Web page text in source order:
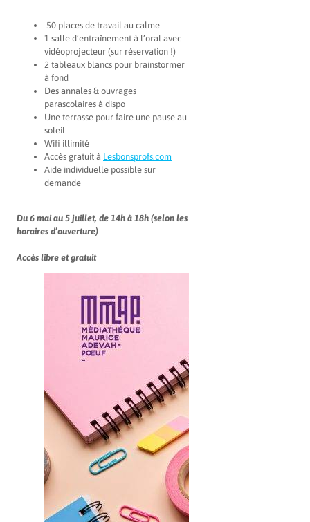
50 places de travail au calme
1 salle d’entraînement à l’oral avec
vidéoprojecteur (sur réservation !)
2 tableaux blancs pour brainstormer
à fond
Des annales & ouvrages
parascolaires à dispo
Une terrasse pour faire une pause au
soleil
Wifi illimité
Accès gratuit à Lesbonsprofs.com
Aide individuelle possible sur
demande
Du 6 mai au 5 juillet, de 14h à 18h (selon les
horaires d’ouverture)
Accès libre et gratuit